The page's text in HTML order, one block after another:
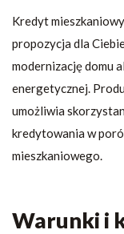
Kredyt
propozycja dla
modernizację domu
energetycznej.
umożliwia
kredytowania w
mieszkaniowego.
Warunki i